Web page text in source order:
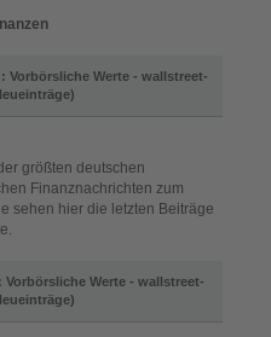
Vorbörsliche Werte - wallstreet-
größten deutschen
Finanznachrichten zum
sehen hier die letzten Beiträge
Vorbörsliche Werte - wallstreet-